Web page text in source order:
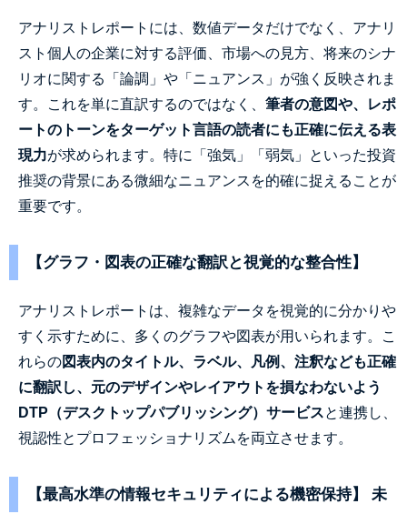
アナリストレポートには、数値データだけでなく、アナリ
スト個人の企業に対する評価、市場への見方、将来のシナ
リオに関する「論調」や「ニュアンス」が強く反映されま
す。これを単に直訳するのではなく、 筆者の意図や、レポ
ートのトーンをターゲット言語の読者にも正確に伝える表
現力が求められます。特に「強気」「弱気」といった投資
推奨の背景にある微細なニュアンスを的確に捉えることが
重要です。
【グラフ・図表の正確な翻訳と視覚的な整合性】
アナリストレポートは、複雑なデータを視覚的に分かりや
すく示すために、多くのグラフや図表が用いられます。こ
れらの図表内のタイトル、ラベル、凡例、注釈なども正確
に翻訳し、元のデザインやレイアウトを損なわないよう
DTP（デスクトップパブリッシング）サービスと連携し、
視認性とプロフェッショナリズムを両立させます。
【最高水準の情報セキュリティによる機密保持】 未